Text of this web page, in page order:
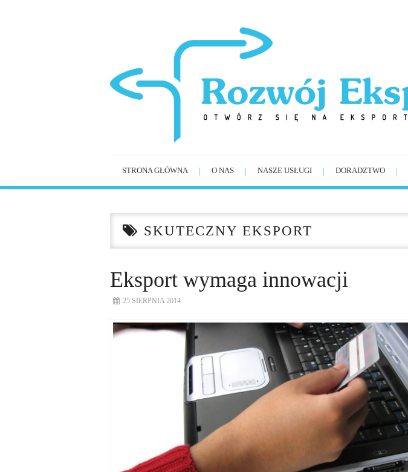
STRONA GŁÓWNA O NAS NASZE USŁUGI DORADZTWO
SKUTECZNY EKSPORT
Eksport wymaga innowacji
25 SIERPNIA 2014